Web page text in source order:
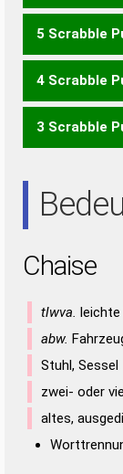
CES CIA CIS
5 Scrabble
HAIE HASE
4 Scrabble
AHS HEI HIE
3 Scrabble
Chaise
tlwva.
abw.
Stuhl, Sessel
zwei- oder
altes,